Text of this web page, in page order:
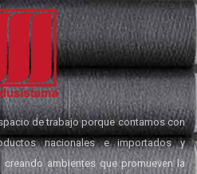
de trabajo porque contamos con
nacionales e importados y
ambientes que promueven la